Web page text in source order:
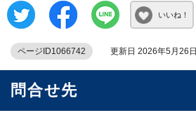
いいね！
ページID1066742 更新日 2026年5月26日
問合せ先